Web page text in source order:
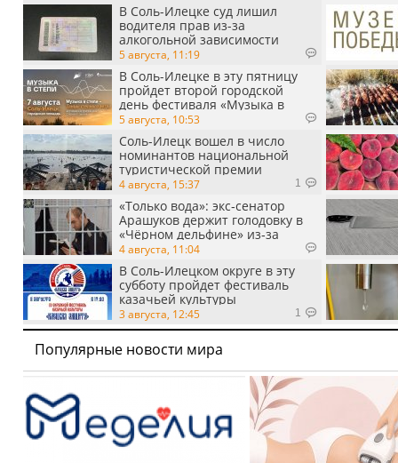
В Соль-Илецке суд лишил
водителя прав из-за
алкогольной зависимости
5 августа, 11:19
В Соль-Илецке в эту пятницу
пройдет второй городской
день фестиваля «Музыка в
степи»
5 августа, 10:53
Соль-Илецк вошел в число
номинантов национальной
туристической премии
Russian Traveler Awards
4 августа, 15:37 1
«Только вода»: экс‑сенатор
Арашуков держит голодовку в
«Чёрном дельфине» из‑за
духоты на рабочем месте
4 августа, 11:04
В Соль-Илецком округе в эту
субботу пройдет фестиваль
казачьей культуры
3 августа, 12:45 1
Популярные новости мира